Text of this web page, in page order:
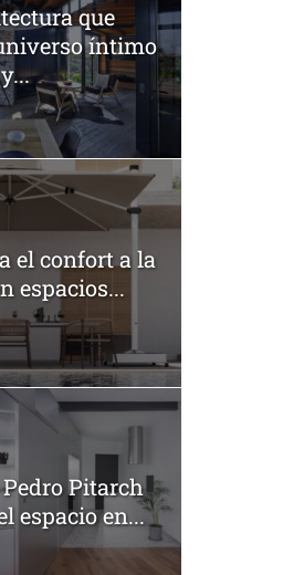
que
íntimo
y...
el confort a la
espacios...
Pitarch
espacio en...